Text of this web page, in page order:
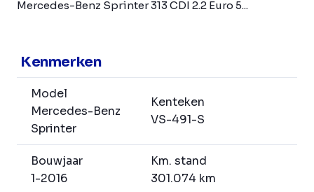
Mercedes-Benz Sprinter 313 CDI 2.2 Euro 5...
Kenmerken
Model
Mercedes-Benz
Sprinter
Kenteken
VS-491-S
Bouwjaar
1-2016
Km. stand
301.074 km